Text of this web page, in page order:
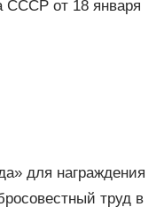
СССР от 18 января
для награждения
труд в